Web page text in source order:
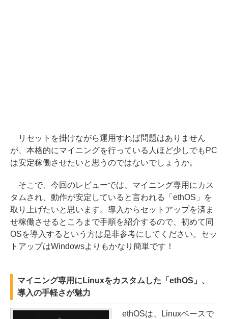
リセットを掛けながら運用すれば問題はありません
が、本格的にマイニングを行っている人ほど少しでもPC
は安定稼働させたいと思うのではないでしょうか。
そこで、今回のレビューでは、マイニング専用にカス
タムされ、動作が安定していると言われる「ethOS」を
取り上げたいと思います。導入からセットアップを済ま
せ稼働させるところまで手順を紹介するので、初めて同
OSを導入するという方は是非参考にしてください。セッ
トアップはWindowsよりもかなり簡単です！
マイニング専用にLinuxをカスタムした「ethOS」、
導入の手軽さが魅力
ethOSは、Linuxベースで